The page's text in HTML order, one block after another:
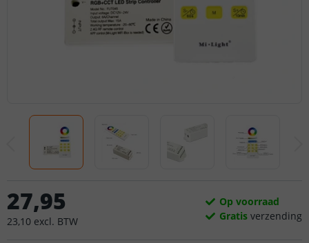
27,95
23,10 excl. BTW
Op voorraad
Gratis verzending